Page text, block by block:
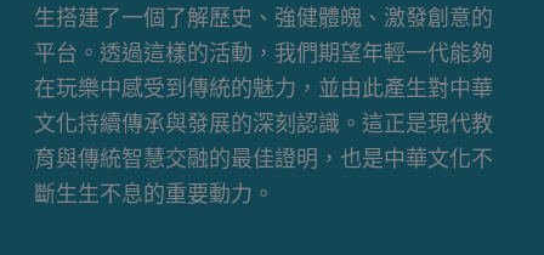
生搭建了一個了解歷史、強健體魄、激發創意的
平台。透過這樣的活動，我們期望年輕一代能夠
在玩樂中感受到傳統的魅力，並由此產生對中華
文化持續傳承與發展的深刻認識。這正是現代教
育與傳統智慧交融的最佳證明，也是中華文化不
斷生生不息的重要動力。